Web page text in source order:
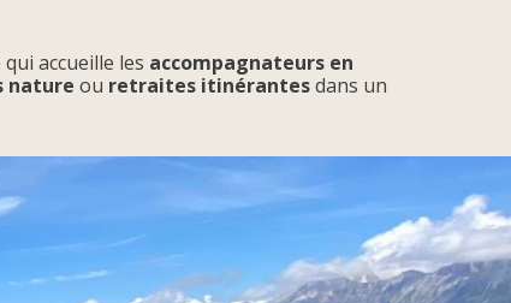
accueille les accompagnateurs en
nature ou retraites itinérantesdans un